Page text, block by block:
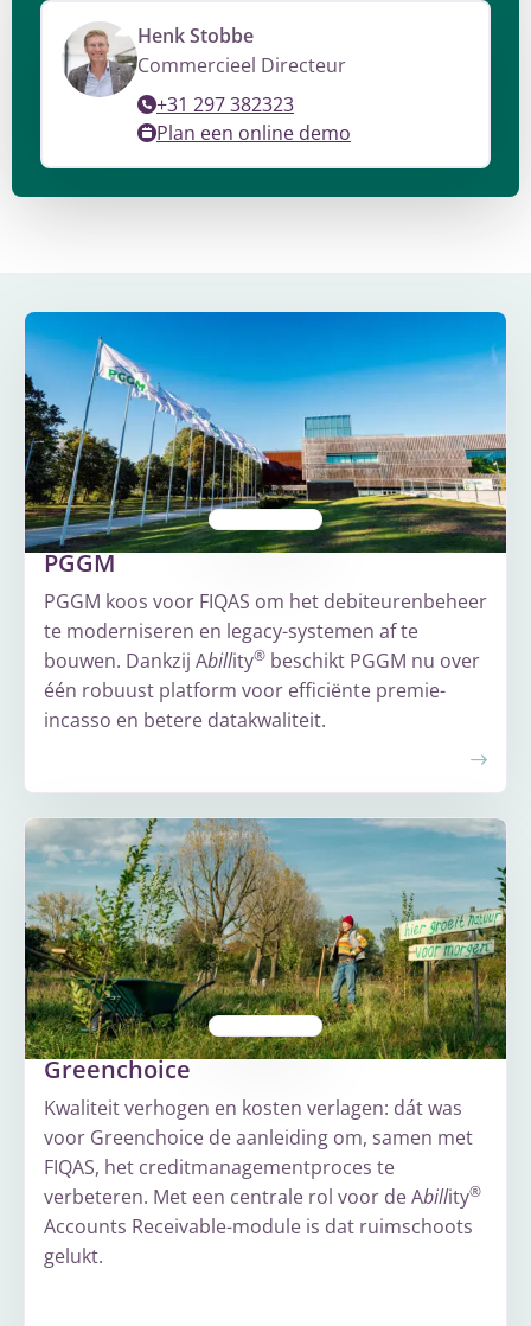
Henk Stobbe
Commercieel Directeur
+31 297 382323
Plan een online demo
PGGM
PGGM koos voor FIQAS om het debiteurenbeheer
te moderniseren en legacy-systemen af te
bouwen. Dankzij Abillity® beschikt PGGM nu over
één robuust platform voor efficiënte premie-
incasso en betere datakwaliteit.
over
PGGM
Greenchoice
Kwaliteit verhogen en kosten verlagen: dát was
voor Greenchoice de aanleiding om, samen met
FIQAS, het creditmanagementproces te
verbeteren. Met een centrale rol voor de Abillity®
Accounts Receivable-module is dat ruimschoots
gelukt.